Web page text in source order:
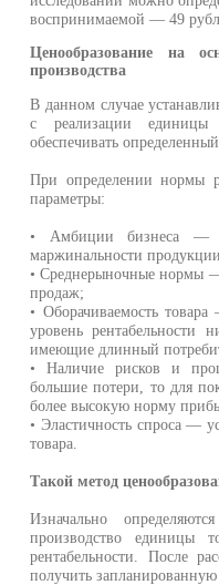
воспринимаемой — 49
Ценообразование на
производства
В данном случае
с реализации
обеспечивать
При определении нормы
параметры:
• Амбиции бизнеса —
маржинальности
• Среднерыночные нормы
продаж;
• Оборачиваемость
уровень рентабельности
имеющие длинный
• Наличие рисков и
большие потери, то для
более высокую норму
• Эластичность спроса —
товара.
Такой метод
Изначально
производство единицы
рентабельности. После
получить